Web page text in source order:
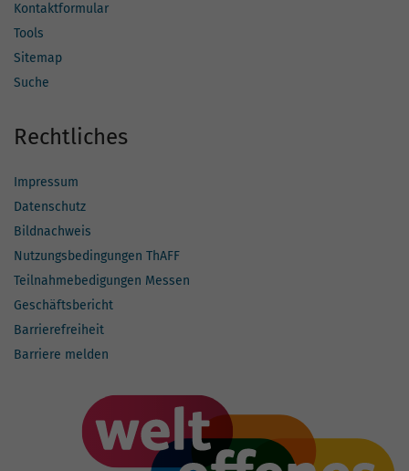
Kontaktformular
Tools
Sitemap
Suche
Rechtliches
Impressum
Datenschutz
Bildnachweis
Nutzungsbedingungen ThAFF
Teilnahmebedigungen Messen
Geschäftsbericht
Barrierefreiheit
Barriere melden